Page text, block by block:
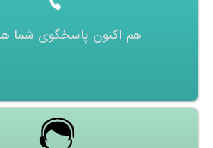
هم اکنون پاسخگوی شما